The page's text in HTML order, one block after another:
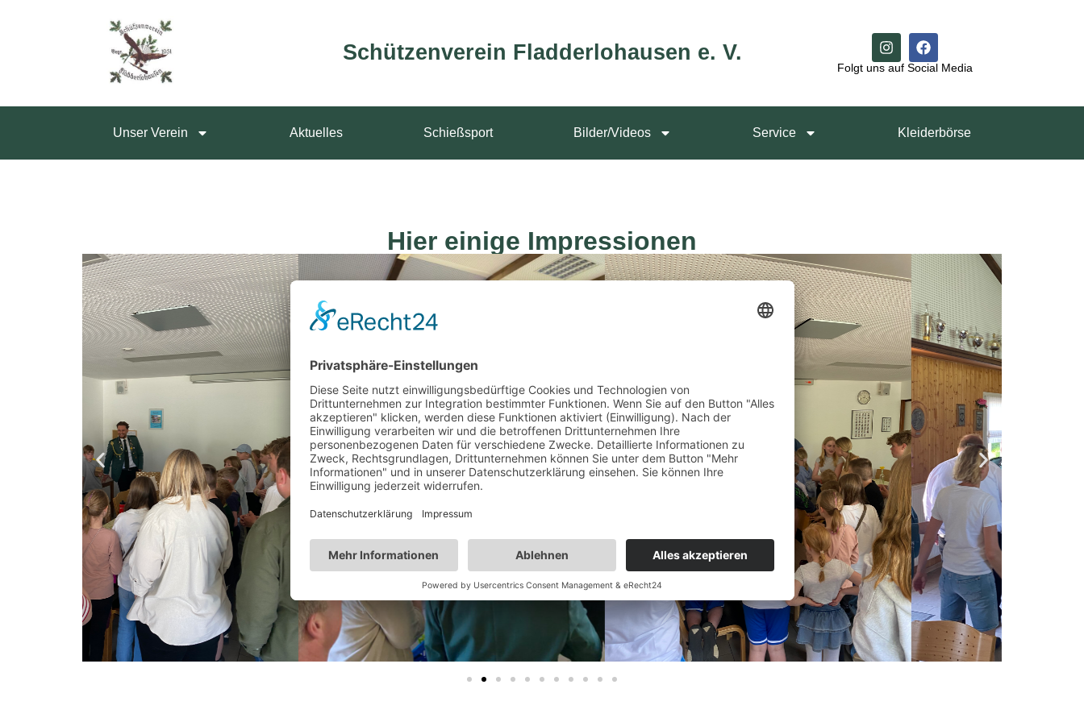
Schützenverein Fladderlohausen e. V.
Folgt uns auf Social Media
Unser Verein Aktuelles Schießsport Bilder/Videos Service Kleiderbörse
Hier einige Impressionen